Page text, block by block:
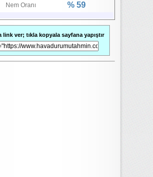
Nem Oranı % 59
link ver; tıkla kopyala sayfana yapıştır